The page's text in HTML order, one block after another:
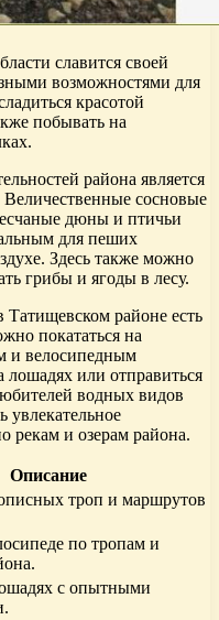
славится своей
возможностями для
красотой
побывать на
района является
сосновые
дюны и птичьи
для пеших
Здесь также можно
грибы и ягоды в лесу.
районе есть
покататься на
и велосипедным
или отправиться
водных видов
увлекательное
рекам и озерам района.
Описание
троп и маршрутов
по тропам и
с опытными